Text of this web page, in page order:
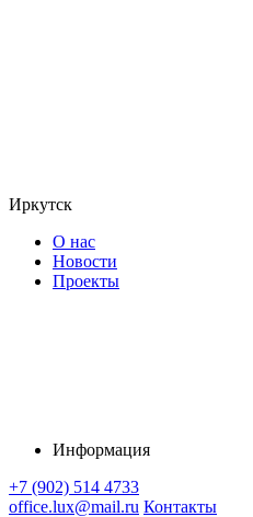
Иркутск
О нас
Новости
Проекты
Информация
+7 (902) 514 4733
office.lux@mail.ru Контакты